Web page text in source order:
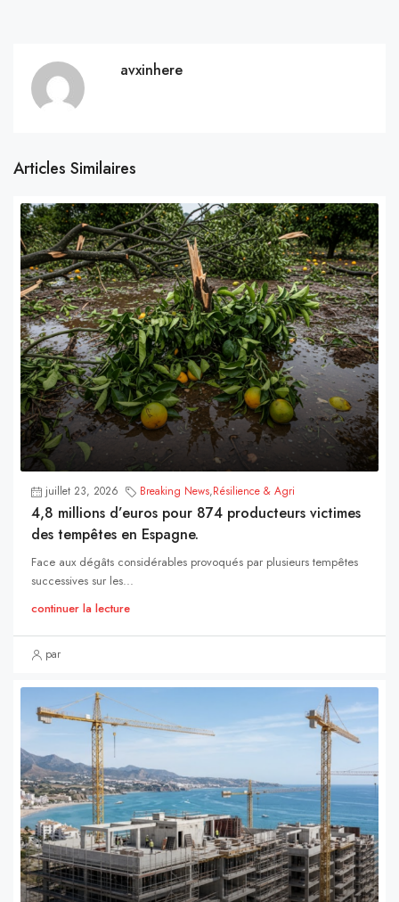
avxinhere
Articles Similaires
juillet 23, 2026 Breaking News,Résilience & Agri
4,8 millions d’euros pour 874 producteurs victimes
des tempêtes en Espagne.
Face aux dégâts considérables provoqués par plusieurs tempêtes
successives sur les...
continuer la lecture
par